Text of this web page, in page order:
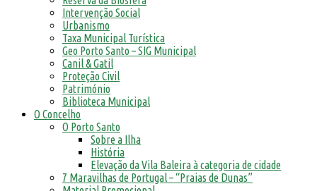
Intervenção Social
Urbanismo
Taxa Municipal Turística
Geo Porto Santo – SIG Municipal
Canil & Gatil
Proteção Civil
Património
Biblioteca Municipal
O Concelho
O Porto Santo
Sobre a Ilha
História
Elevação da Vila Baleira à categoria de cidade
7 Maravilhas de Portugal – “Praias de Dunas”